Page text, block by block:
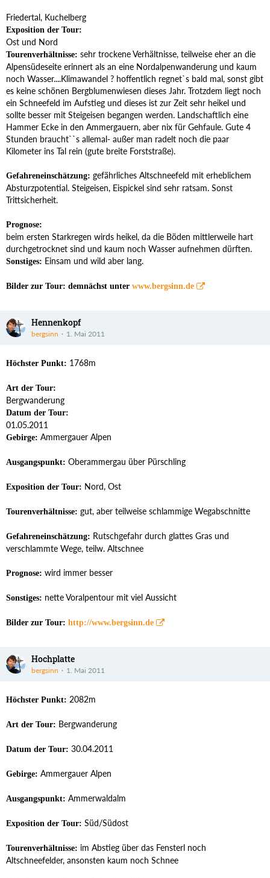
Friedertal, Kuchelberg
Exposition der Tour:
Ost und Nord
Tourenverhältnisse: sehr trockene Verhältnisse, teilweise eher an die
Alpensüdeseite erinnert als an eine Nordalpenwanderung und kaum
noch Wasser....Klimawandel ? hoffentlich regnet`s bald mal, sonst gibt
es keine schönen Bergblumenwiesen dieses Jahr. Trotzdem liegt noch
ein Schneefeld im Aufstieg und dieses ist zur Zeit sehr heikel und
sollte besser mit Steigeisen begangen werden. Landschaftlich eine
Hammer Ecke in den Ammergauern, aber nix für Gehfaule. Gute 4
Stunden braucht``s allemal- außer man radelt noch die paar
Kilometer ins Tal rein (gute breite Forststraße).
Gefahreneinschätzung: gefährliches Altschneefeld mit erheblichem
Absturzpotential. Steigeisen, Eispickel sind sehr ratsam. Sonst
Trittsicherheit.
Prognose:
beim ersten Starkregen wirds heikel, da die Böden mittlerweile hart
durchgetrocknet sind und kaum noch Wasser aufnehmen dürften.
Sonstiges: Einsam und wild aber lang.
Bilder zur Tour: demnächst unter www.bergsinn.de
Hennenkopf
bergsinn 1. Mai 2011
Höchster Punkt: 1768m
Art der Tour:
Bergwanderung
Datum der Tour:
01.05.2011
Gebirge: Ammergauer Alpen
Ausgangspunkt: Oberammergau über Pürschling
Exposition der Tour: Nord, Ost
Tourenverhältnisse: gut, aber teilweise schlammige Wegabschnitte
Gefahreneinschätzung: Rutschgefahr durch glattes Gras und
verschlammte Wege, teilw. Altschnee
Prognose: wird immer besser
Sonstiges: nette Voralpentour mit viel Aussicht
Bilder zur Tour: http://www.bergsinn.de
Hochplatte
bergsinn 1. Mai 2011
Höchster Punkt: 2082m
Art der Tour: Bergwanderung
Datum der Tour: 30.04.2011
Gebirge: Ammergauer Alpen
Ausgangspunkt: Ammerwaldalm
Exposition der Tour: Süd/Südost
Tourenverhältnisse: im Abstieg über das Fensterl noch
Altschneefelder, ansonsten kaum noch Schnee